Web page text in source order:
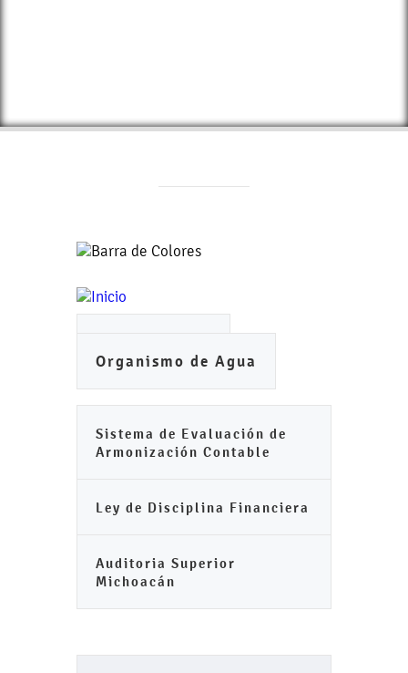
Organismo de Agua
Sistema de Evaluación de
Armonización Contable
Ley de Disciplina Financiera
Auditoria Superior
Michoacán